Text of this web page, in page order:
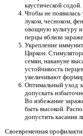
каустической содой.
Чтобы не появилась
луком, чесноком,
овощную культуру и
перцы вблизи
Укрепление
Циркон.
семян, накануне
устойчивость
увеличивают
Оптимальный уход
допускать
Во избежание
быть высокой.
допустить касания
Своевременная